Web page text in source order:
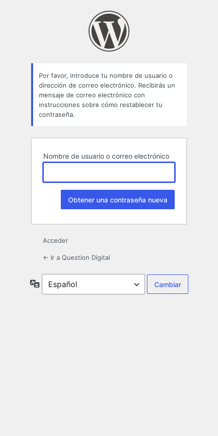
Por favor, introduce tu nombre de usuario o
dirección de correo electrónico. Recibirás un
mensaje de correo electrónico con
instrucciones sobre cómo restablecer tu
contraseña.
Nombre de usuario o correo electrónico
Acceder
← Ir a Question Digital
Idioma